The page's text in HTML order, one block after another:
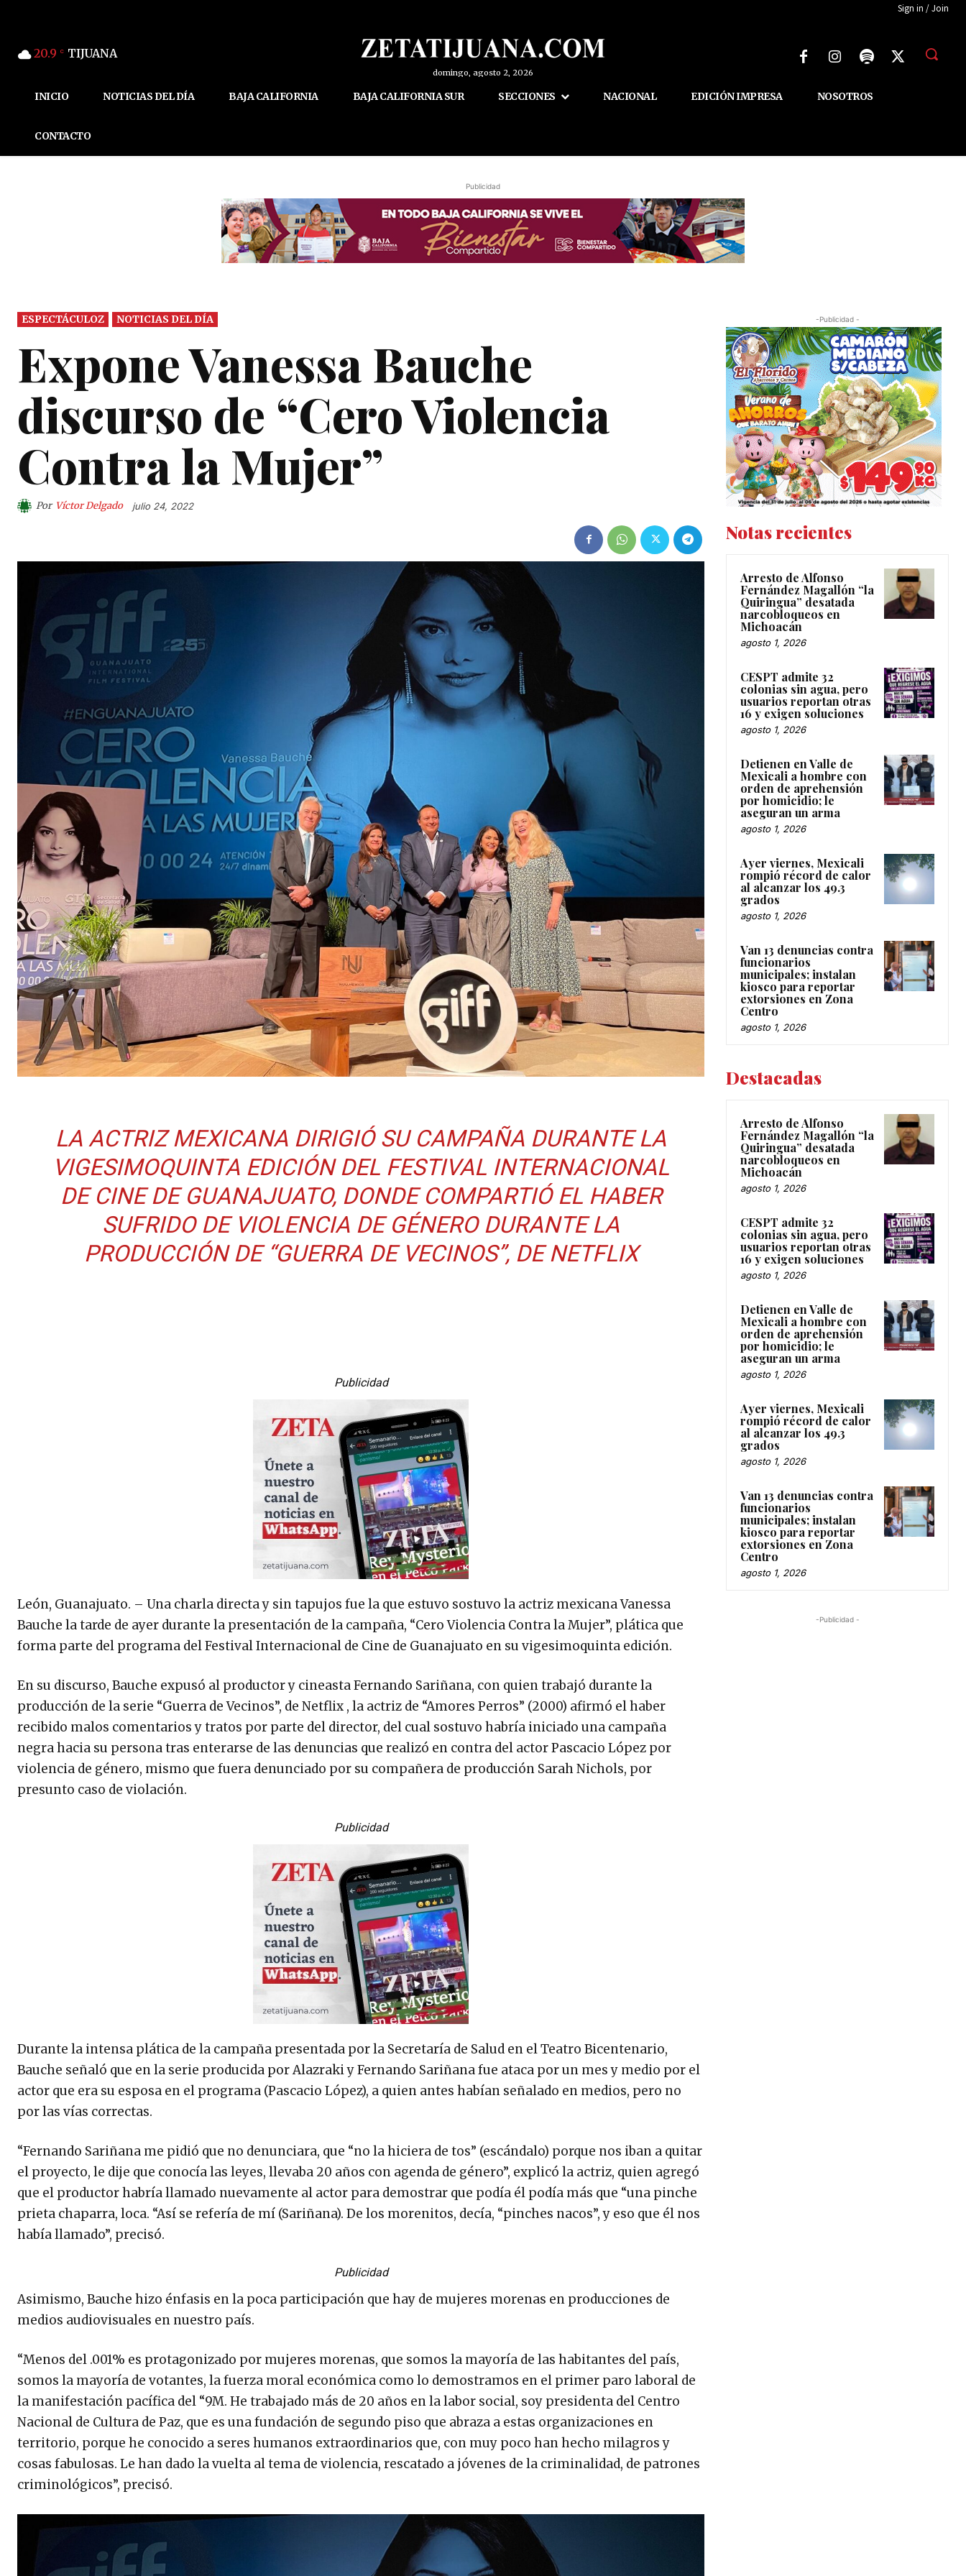
Sign in / Join
20.9 C TIJUANA
domingo, agosto 2, 2026
INICIO NOTICIAS DEL DÍA BAJA CALIFORNIA BAJA CALIFORNIA SUR SECCIONES NACIONAL EDICIÓN IMPRESA NOSOTROS
CONTACTO
Publicidad
ESPECTÁCULOZ NOTICIAS DEL DÍA
Expone Vanessa Bauche
discurso de “Cero Violencia
Contra la Mujer”
Por Víctor Delgado julio 24, 2022
LA ACTRIZ MEXICANA DIRIGIÓ SU CAMPAÑA DURANTE LA
VIGESIMOQUINTA EDICIÓN DEL FESTIVAL INTERNACIONAL
DE CINE DE GUANAJUATO, DONDE COMPARTIÓ EL HABER
SUFRIDO DE VIOLENCIA DE GÉNERO DURANTE LA
PRODUCCIÓN DE “GUERRA DE VECINOS”, DE NETFLIX
Publicidad
León, Guanajuato. – Una charla directa y sin tapujos fue la que estuvo sostuvo la actriz mexicana Vanessa
Bauche la tarde de ayer durante la presentación de la campaña, “Cero Violencia Contra la Mujer”, plática que
forma parte del programa del Festival Internacional de Cine de Guanajuato en su vigesimoquinta edición.
En su discurso, Bauche expusó al productor y cineasta Fernando Sariñana, con quien trabajó durante la
producción de la serie “Guerra de Vecinos”, de Netflix , la actriz de “Amores Perros” (2000) afirmó el haber
recibido malos comentarios y tratos por parte del director, del cual sostuvo habría iniciado una campaña
negra hacia su persona tras enterarse de las denuncias que realizó en contra del actor Pascacio López por
violencia de género, mismo que fuera denunciado por su compañera de producción Sarah Nichols, por
presunto caso de violación.
Publicidad
Durante la intensa plática de la campaña presentada por la Secretaría de Salud en el Teatro Bicentenario,
Bauche señaló que en la serie producida por Alazraki y Fernando Sariñana fue ataca por un mes y medio por el
actor que era su esposa en el programa (Pascacio López), a quien antes habían señalado en medios, pero no
por las vías correctas.
“Fernando Sariñana me pidió que no denunciara, que “no la hiciera de tos” (escándalo) porque nos iban a quitar
el proyecto, le dije que conocía las leyes, llevaba 20 años con agenda de género”, explicó la actriz, quien agregó
que el productor habría llamado nuevamente al actor para demostrar que podía él podía más que “una pinche
prieta chaparra, loca. “Así se refería de mí (Sariñana). De los morenitos, decía, “pinches nacos”, y eso que él nos
había llamado”, precisó.
Publicidad
Asimismo, Bauche hizo énfasis en la poca participación que hay de mujeres morenas en producciones de
medios audiovisuales en nuestro país.
“Menos del .001% es protagonizado por mujeres morenas, que somos la mayoría de las habitantes del país,
somos la mayoría de votantes, la fuerza moral económica como lo demostramos en el primer paro laboral de
la manifestación pacífica del “9M. He trabajado más de 20 años en la labor social, soy presidenta del Centro
Nacional de Cultura de Paz, que es una fundación de segundo piso que abraza a estas organizaciones en
territorio, porque he conocido a seres humanos extraordinarios que, con muy poco han hecho milagros y
cosas fabulosas. Le han dado la vuelta al tema de violencia, rescatado a jóvenes de la criminalidad, de patrones
criminológicos”, precisó.
-Publicidad -
Notas recientes
Arresto de Alfonso
Fernández Magallón “la
Quiringua” desatada
narcobloqueos en
Michoacán
agosto 1, 2026
CESPT admite 32
colonias sin agua, pero
usuarios reportan otras
16 y exigen soluciones
agosto 1, 2026
Detienen en Valle de
Mexicali a hombre con
orden de aprehensión
por homicidio; le
aseguran un arma
agosto 1, 2026
Ayer viernes, Mexicali
rompió récord de calor
al alcanzar los 49.3
grados
agosto 1, 2026
Van 13 denuncias contra
funcionarios
municipales; instalan
kiosco para reportar
extorsiones en Zona
Centro
agosto 1, 2026
Destacadas
Arresto de Alfonso
Fernández Magallón “la
Quiringua” desatada
narcobloqueos en
Michoacán
agosto 1, 2026
CESPT admite 32
colonias sin agua, pero
usuarios reportan otras
16 y exigen soluciones
agosto 1, 2026
Detienen en Valle de
Mexicali a hombre con
orden de aprehensión
por homicidio; le
aseguran un arma
agosto 1, 2026
Ayer viernes, Mexicali
rompió récord de calor
al alcanzar los 49.3
grados
agosto 1, 2026
Van 13 denuncias contra
funcionarios
municipales; instalan
kiosco para reportar
extorsiones en Zona
Centro
agosto 1, 2026
-Publicidad -